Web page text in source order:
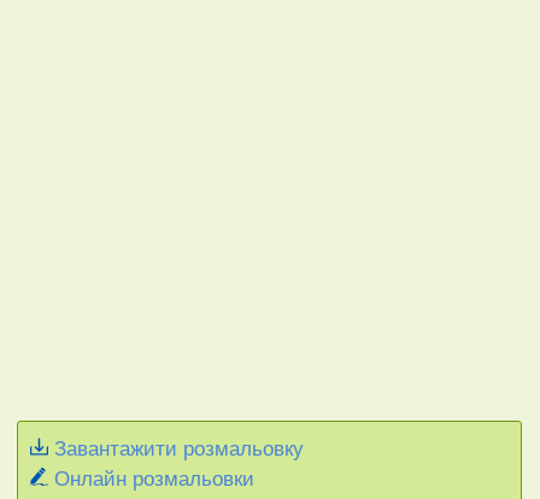
Завантажити розмальовку
Онлайн розмальовки